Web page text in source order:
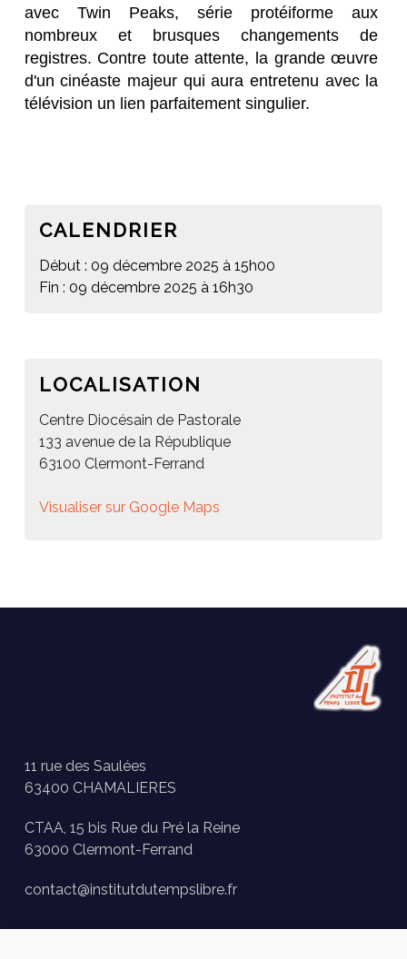
avec Twin Peaks, série protéiforme aux
nombreux et brusques changements de
registres. Contre toute attente, la grande œuvre
d'un cinéaste majeur qui aura entretenu avec la
télévision un lien parfaitement singulier.
CALENDRIER
Début : 09 décembre 2025 à 15h00
Fin : 09 décembre 2025 à 16h30
LOCALISATION
Centre Diocésain de Pastorale
133 avenue de la République
63100 Clermont-Ferrand
Visualiser sur Google Maps
11 rue des Saulées
63400 CHAMALIERES
CTAA, 15 bis Rue du Pré la Reine
63000 Clermont-Ferrand
contact@institutdutempslibre.fr